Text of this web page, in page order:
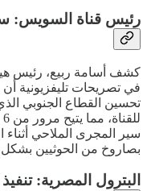
رئيس قناة السويس:
كشف أسامة ربيع، رئيس
تحسين القطاع الجنوبي
بصاروخ من الحوثيين بشكل كامل. وإختتم
البترول المصرية: